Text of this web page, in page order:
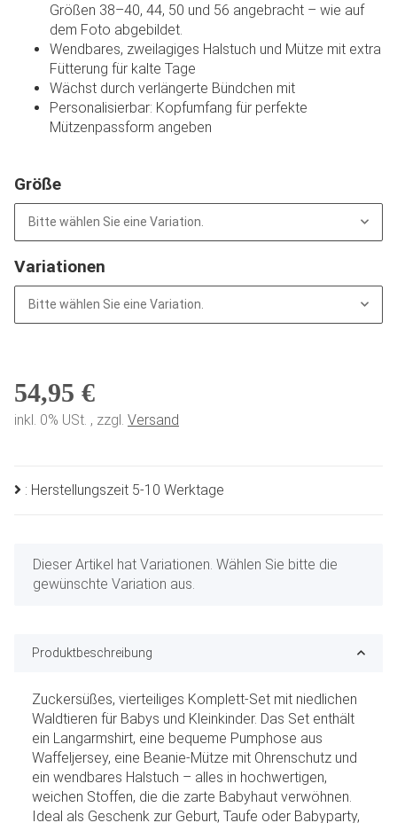
Größen 38–40, 44, 50 und 56 angebracht – wie auf
dem Foto abgebildet.
Wendbares, zweilagiges Halstuch und Mütze mit extra
Fütterung für kalte Tage
Wächst durch verlängerte Bündchen mit
Personalisierbar: Kopfumfang für perfekte
Mützenpassform angeben
Größe
Bitte wählen Sie eine Variation.
Variationen
Bitte wählen Sie eine Variation.
54,95 €
inkl. 0% USt. , zzgl. Versand
: Herstellungszeit 5-10 Werktage
x
Dieser Artikel hat Variationen. Wählen Sie bitte die
gewünschte Variation aus.
Produktbeschreibung
Zuckersüßes, vierteiliges Komplett-Set mit niedlichen
Waldtieren für Babys und Kleinkinder. Das Set enthält
ein Langarmshirt, eine bequeme Pumphose aus
Waffeljersey, eine Beanie-Mütze mit Ohrenschutz und
ein wendbares Halstuch – alles in hochwertigen,
weichen Stoffen, die die zarte Babyhaut verwöhnen.
Ideal als Geschenk zur Geburt, Taufe oder Babyparty,